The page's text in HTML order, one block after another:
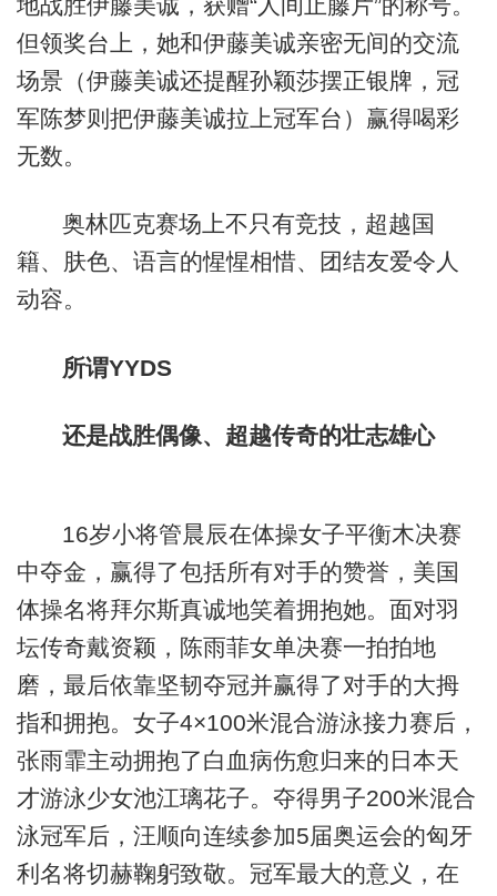
但领奖台上，她和伊藤美诚亲密无间的交流
场景（伊藤美诚还提醒孙颖莎摆正银牌，冠
军陈梦则把伊藤美诚拉上冠军台）赢得喝彩
无数。
奥林匹克赛场上不只有竞技，超越国
籍、肤色、语言的惺惺相惜、团结友爱令人
动容。
所谓YYDS
还是战胜偶像、超越传奇的壮志雄心
16岁小将管晨辰在体操女子平衡木决赛
中夺金，赢得了包括所有对手的赞誉，美国
体操名将拜尔斯真诚地笑着拥抱她。面对羽
坛传奇戴资颖，陈雨菲女单决赛一拍拍地
磨，最后依靠坚韧夺冠并赢得了对手的大拇
指和拥抱。女子4×100米混合游泳接力赛后，
张雨霏主动拥抱了白血病伤愈归来的日本天
才游泳少女池江璃花子。夺得男子200米混合
泳冠军后，汪顺向连续参加5届奥运会的匈牙
利名将切赫鞠躬致敬。冠军最大的意义，在